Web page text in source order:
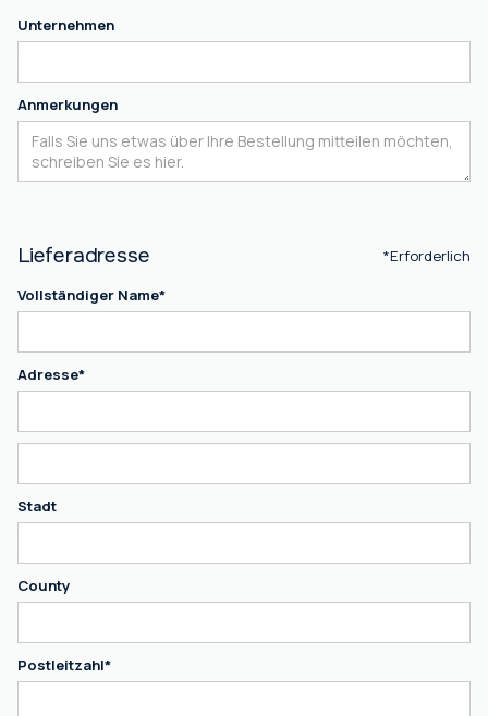
Unternehmen
Anmerkungen
Lieferadresse
*Erforderlich
Vollständiger Name*
Adresse*
Stadt
County
Postleitzahl*